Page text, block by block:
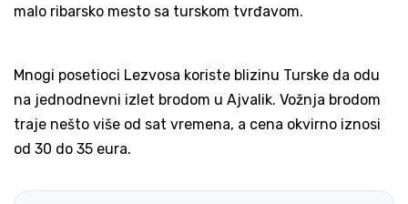
malo ribarsko mesto sa turskom tvrđavom.
Mnogi posetioci Lezvosa koriste blizinu Turske da odu
na jednodnevni izlet brodom u Ajvalik. Vožnja brodom
traje nešto više od sat vremena, a cena okvirno iznosi
od 30 do 35 eura.